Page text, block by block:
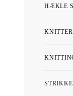
HÆKLE